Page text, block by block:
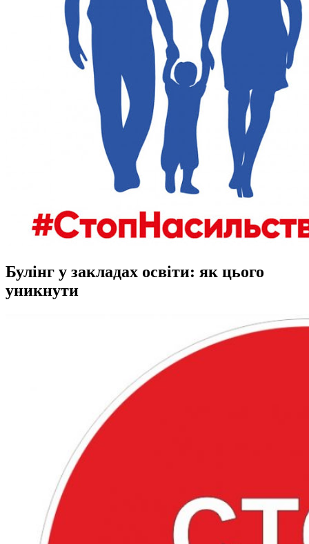
Булінг у закладах освіти: як цього
уникнути